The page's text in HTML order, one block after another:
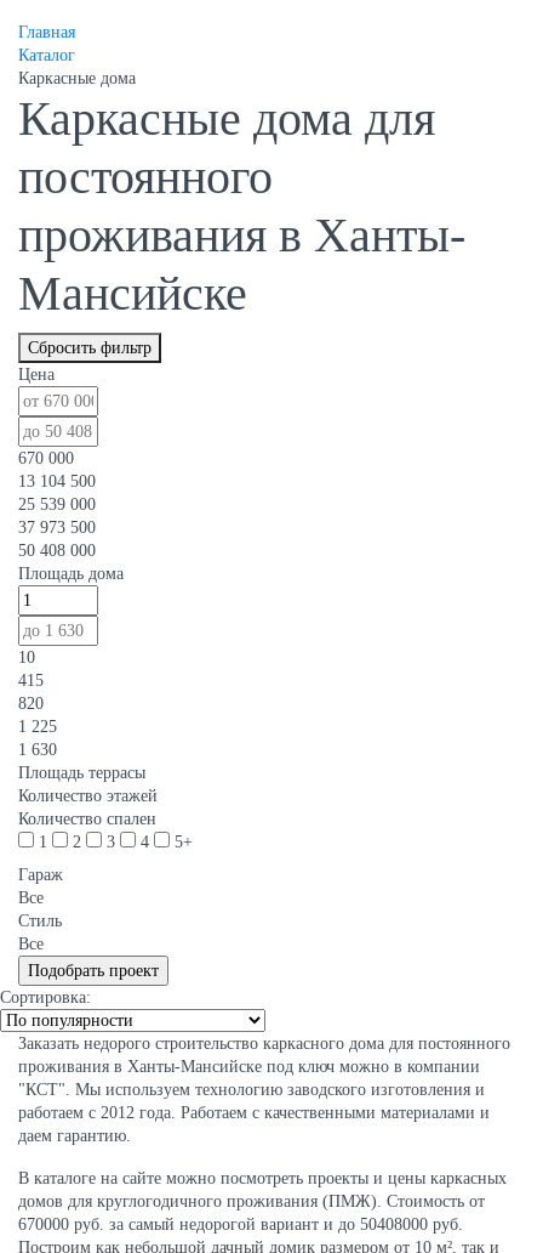
Главная
Каталог
Каркасные дома
Каркасные дома для
постоянного
проживания в Ханты-
Мансийске
Сбросить фильтр
Цена
670 000
13 104 500
25 539 000
37 973 500
50 408 000
Площадь дома
10
415
820
1 225
1 630
Площадь террасы
Количество этажей
Количество спален
1
2 3 4
5+
Гараж
Все
Стиль
Все
Сортировка:
Заказать недорого строительство каркасного дома для постоянного
проживания в Ханты-Мансийске под ключ можно в компании
"КСТ". Мы используем технологию заводского изготовления и
работаем с 2012 года. Работаем с качественными материалами и
даем гарантию.
В каталоге на сайте можно посмотреть проекты и цены каркасных
домов для круглогодичного проживания (ПМЖ). Стоимость от
670000 руб. за самый недорогой вариант и до 50408000 руб.
Построим как небольшой дачный домик размером от 10 м², так и